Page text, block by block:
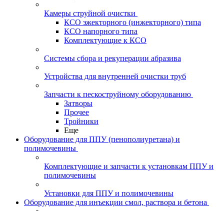
Камеры струйной очистки
КСО эжекторного (инжекторного) типа
КСО напорного типа
Комплектующие к КСО
Системы сбора и рекуперации абразива
Устройства для внутренней очистки труб
Запчасти к пескоструйному оборудованию
Затворы
Прочее
Тройники
Еще
Оборудование для ППУ (пенополиуретана) и
полимочевины
Комплектующие и запчасти к установкам ППУ и
полимочевины
Установки для ППУ и полимочевины
Оборудование для инъекции смол, раствора и бетона